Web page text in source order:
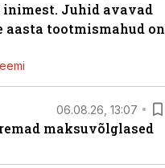
inimest. Juhid avavad
aasta tootmismahud on
06.08.26, 13:07
maksuvõlglased